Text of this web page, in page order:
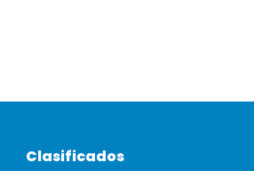
Clasificados